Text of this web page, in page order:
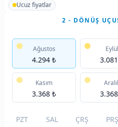
Ucuz fiyatlar
2 - DÖNÜŞ
Ağustos
4.294 ₺
Eylül
Kasım
3.368 ₺
PZT SAL ÇRŞ PRŞ